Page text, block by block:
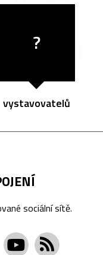
?
vystavovatelů
sociální sítě.